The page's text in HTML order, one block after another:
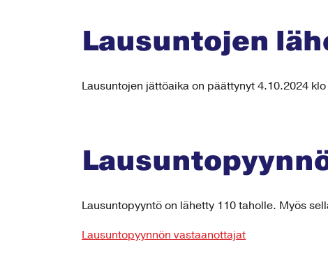
Lausuntojen
Lausuntojen jättöaika on päättynyt 4.10.2024 klo
Lausuntopyyntö on lähetty 110 taholle. Myös
Lausuntopyynnön vastaanottajat